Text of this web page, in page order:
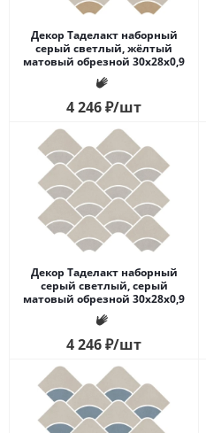
Декор Таделакт наборный
серый светлый, жёлтый
матовый обрезной 30x28x0,9
4 246₽/шт
Декор Таделакт наборный
серый светлый, серый
матовый обрезной 30x28x0,9
4 246₽/шт